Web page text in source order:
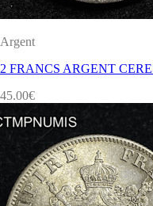
Argent
2 FRANCS ARGENT
45.00€